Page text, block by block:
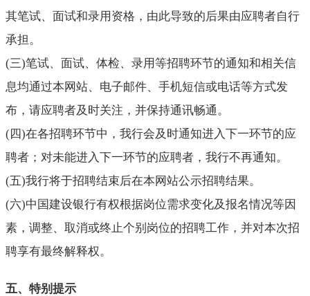
其笔试、面试和录用资格，由此导致的后果由应聘者自行
承担。
(三)笔试、面试、体检、录用等招聘环节的通知和相关信
息均通过本网站、电子邮件、手机短信或电话等方式发
布，请应聘者及时关注，并保持通讯畅通。
(四)在各招聘环节中，我行会及时通知进入下一环节的应
聘者；对未能进入下一环节的应聘者，我行不再通知。
(五)我行将于招聘结束后在本网站公示招聘结果。
(六)中国建设银行有权根据岗位需求变化及报名情况等因
素，调整、取消或终止个别岗位的招聘工作，并对本次招
聘享有最终解释权。
五、特别提示